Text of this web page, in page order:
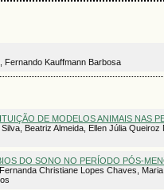
Fernando Kauffmann Barbosa
DE MODELOS ANIMAIS NAS
Beatriz Almeida, Ellen Júlia
DO SONO NO PERÍODO PÓS-
Christiane Lopes Chaves,